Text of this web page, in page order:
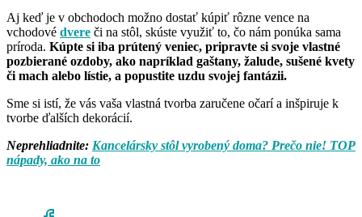
Aj keď je v obchodoch možno dostať kúpiť rôzne vence na
vchodové dvere či na stôl, skúste využiť to, čo nám ponúka sama
príroda. Kúpte si iba prútený veniec, pripravte si svoje vlastné
pozbierané ozdoby, ako napríklad gaštany, žalude, sušené kvety
či mach alebo lístie, a popustite uzdu svojej fantázii.
Sme si istí, že vás vaša vlastná tvorba zaručene očarí a inšpiruje k
tvorbe ďalších dekorácií.
Neprehliadnite: Kancelársky stôl vyrobený doma? Prečo nie! TOP
nápady, ako na to